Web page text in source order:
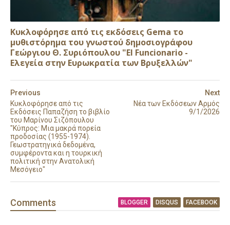
Κυκλοφόρησε από τις εκδόσεις Gema το
μυθιστόρημα του γνωστού δημοσιογράφου
Γεώργιου Θ. Συριόπουλου "El Funcionario -
Ελεγεία στην Ευρωκρατία των Βρυξελλών"
Next
Νέα των Εκδόσεων Αρμός
9/1/2026
Previous
Κυκλοφόρησε από τις
Εκδόσεις Παπαζήση το βιβλίο
του Μαρίνου Σιζόπουλου
"Κύπρος: Μια μακρά πορεία
προδοσίας (1955-1974).
Γεωστρατηγικά δεδομένα,
συμφέροντα και η τουρκική
πολιτική στην Ανατολική
Μεσόγειο"
Comments BLOGGER DISQUS FACEBOOK